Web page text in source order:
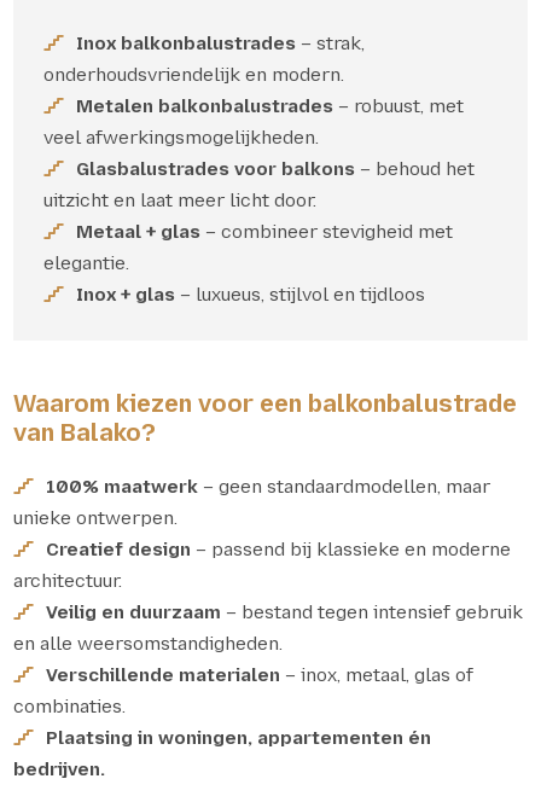
Inox balkonbalustrades – strak,
onderhoudsvriendelijk en modern.
Metalen balkonbalustrades – robuust, met
veel afwerkingsmogelijkheden.
Glasbalustrades voor balkons – behoud het
uitzicht en laat meer licht door.
Metaal + glas – combineer stevigheid met
elegantie.
Inox + glas – luxueus, stijlvol en tijdloos
Waarom kiezen voor een balkonbalustrade
van Balako?
100% maatwerk – geen standaardmodellen, maar
unieke ontwerpen.
Creatief design – passend bij klassieke en moderne
architectuur.
Veilig en duurzaam – bestand tegen intensief gebruik
en alle weersomstandigheden.
Verschillende materialen – inox, metaal, glas of
combinaties.
Plaatsing in woningen, appartementen én
bedrijven.